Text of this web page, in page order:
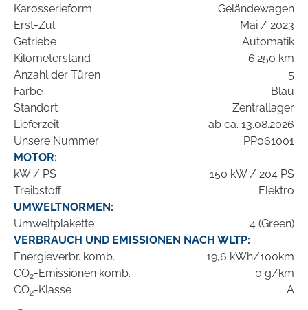
Karosserieform
Geländewagen
Erst-Zul.
Mai / 2023
Getriebe
Automatik
Kilometerstand
6.250 km
Anzahl der Türen
5
Farbe
Blau
Standort
Zentrallager
Lieferzeit
ab ca. 13.08.2026
Unsere Nummer
PP061001
MOTOR:
kW / PS
150 kW / 204 PS
Treibstoff
Elektro
UMWELTNORMEN:
Umweltplakette
4 (Green)
VERBRAUCH UND EMISSIONEN NACH WLTP:
Energieverbr. komb.
19,6 kWh/100km
CO2-Emissionen komb.
0 g/km
CO2-Klasse A